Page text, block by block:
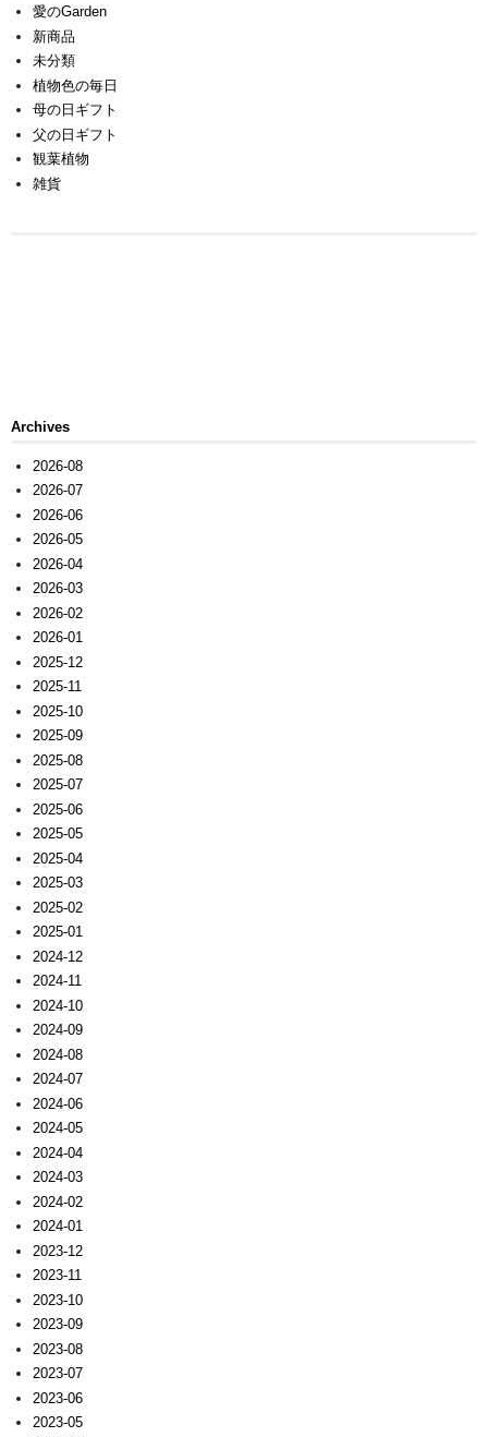
愛のGarden
新商品
未分類
植物色の毎日
母の日ギフト
父の日ギフト
観葉植物
雑貨
Archives
2026-08
2026-07
2026-06
2026-05
2026-04
2026-03
2026-02
2026-01
2025-12
2025-11
2025-10
2025-09
2025-08
2025-07
2025-06
2025-05
2025-04
2025-03
2025-02
2025-01
2024-12
2024-11
2024-10
2024-09
2024-08
2024-07
2024-06
2024-05
2024-04
2024-03
2024-02
2024-01
2023-12
2023-11
2023-10
2023-09
2023-08
2023-07
2023-06
2023-05